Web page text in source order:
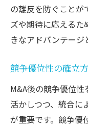
の離反を防ぐことが
ズや期待に応えるた
きなアドバンテージ
競争優位性の確立
M&A後の競争優位
活かしつつ、統合に
が重要です。競争優